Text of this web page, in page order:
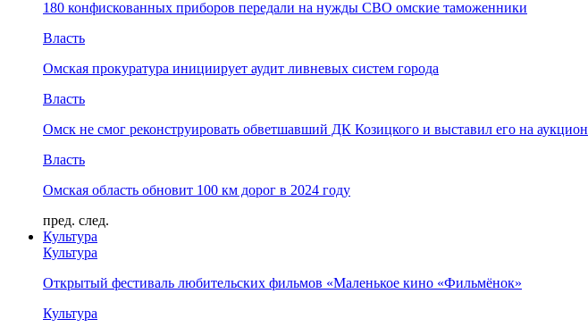
180 конфискованных приборов передали на нужды СВО омские таможенники
Власть
Омская прокуратура инициирует аудит ливневых систем города
Власть
Омск не смог реконструировать обветшавший ДК Козицкого и выставил его на аукцион
Власть
Омская область обновит 100 км дорог в 2024 году
пред. след.
Культура
Культура
Открытый фестиваль любительских фильмов «Маленькое кино «Фильмёнок»
Культура